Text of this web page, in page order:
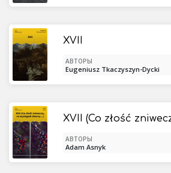
XVII
АВТОРЫ
Eugeniusz Tkaczyszyn-Dycki
АВТОРЫ
Adam Asnyk